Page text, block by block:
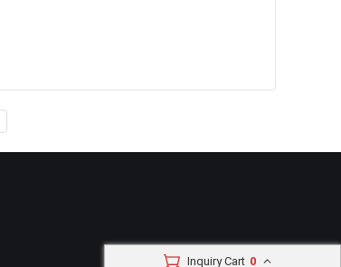
Inquiry Cart 0